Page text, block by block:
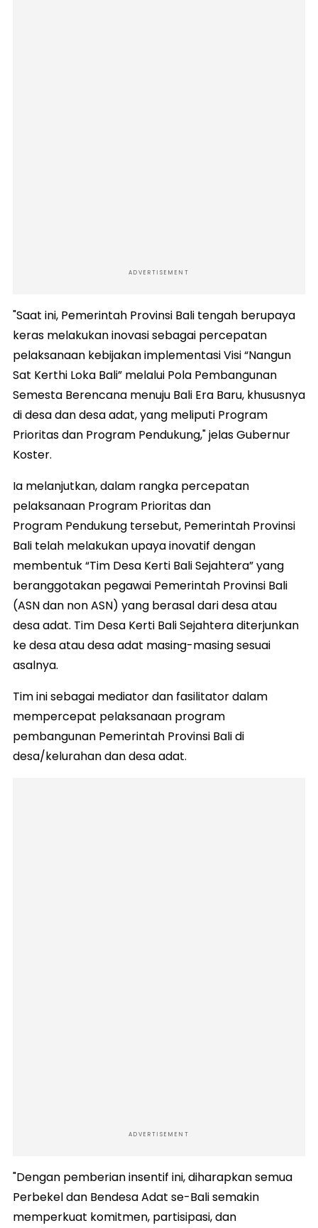
ADVERTISEMENT
"Saat ini, Pemerintah Provinsi Bali tengah berupaya
keras melakukan inovasi sebagai percepatan
pelaksanaan kebijakan implementasi Visi “Nangun
Sat Kerthi Loka Bali” melalui Pola Pembangunan
Semesta Berencana menuju Bali Era Baru, khususnya
di desa dan desa adat, yang meliputi Program
Prioritas dan Program Pendukung," jelas Gubernur
Koster.
Ia melanjutkan, dalam rangka percepatan
pelaksanaan Program Prioritas dan
Program Pendukung tersebut, Pemerintah Provinsi
Bali telah melakukan upaya inovatif dengan
membentuk “Tim Desa Kerti Bali Sejahtera” yang
beranggotakan pegawai Pemerintah Provinsi Bali
(ASN dan non ASN) yang berasal dari desa atau
desa adat. Tim Desa Kerti Bali Sejahtera diterjunkan
ke desa atau desa adat masing-masing sesuai
asalnya.
Tim ini sebagai mediator dan fasilitator dalam
mempercepat pelaksanaan program
pembangunan Pemerintah Provinsi Bali di
desa/kelurahan dan desa adat.
ADVERTISEMENT
"Dengan pemberian insentif ini, diharapkan semua
Perbekel dan Bendesa Adat se-Bali semakin
memperkuat komitmen, partisipasi, dan